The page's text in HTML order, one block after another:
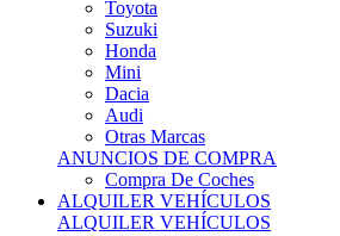
Toyota
Suzuki
Honda
Mini
Dacia
Audi
Otras Marcas
ANUNCIOS DE COMPRA
Compra De Coches
ALQUILER VEHÍCULOS
ALQUILER VEHÍCULOS